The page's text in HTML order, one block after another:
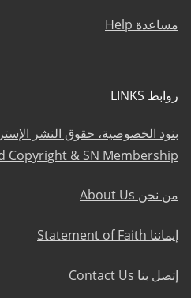
مساعدة Help
روابط LINKS
بنود الخصوصية، حقوق النشر
Copyright & SN Membership
من نحن About Us
إيماننا Statement of Faith
إتصل بنا Contact Us